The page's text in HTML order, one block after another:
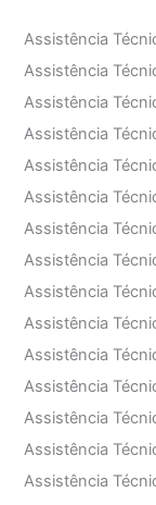
Assistência
Assistência
Assistência
Assistência
Assistência
Assistência
Assistência
Assistência
Assistência
Assistência
Assistência
Assistência
Assistência
Assistência
Assistência